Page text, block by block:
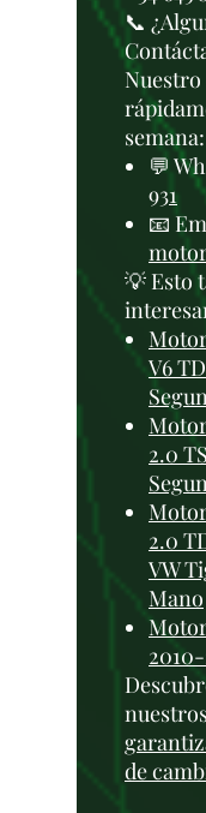
📞
semana:
💬
931
📧
💡 Esto
V6
2.0
2.0
VW
Mano
de